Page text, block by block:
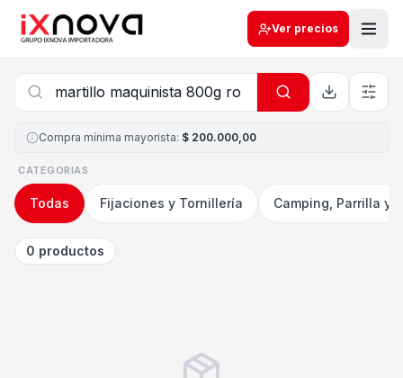
Ver precios
Compra mínima mayorista: $ 200.000,00
CATEGORIAS
Todas Fijaciones y Tornillería Camping, Parrilla y
0 productos